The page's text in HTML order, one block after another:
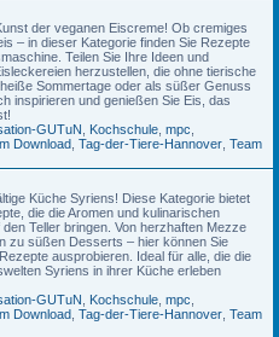
der veganen Eiscreme! Ob cremiges
– in dieser Kategorie finden Sie Rezepte
Teilen Sie Ihre Ideen und
herzustellen, die ohne tierische
Sommertage oder als süßer Genuss
inspirieren und genießen Sie Eis, das
GUTuN Kochschule mpc
Download Tag-der-Tiere-Hannover Team
Küche Syriens! Diese Kategorie bietet
die die Aromen und kulinarischen
Teller bringen. Von herzhaften Mezze
zu süßen Desserts – hier können Sie
ausprobieren. Ideal für alle, die die
Syriens in ihrer Küche erleben
GUTuN Kochschule mpc
Download Tag-der-Tiere-Hannover Team